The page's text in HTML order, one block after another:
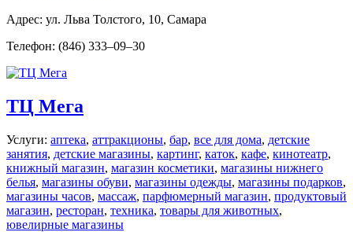
Адрес: ул. Льва Толстого, 10, Самара
Телефон: (846) 333–09–30
ТЦ Мега
Услуги: аптека, аттракционы, бар, все для дома, детские
занятия, детские магазины, картинг, каток, кафе, кинотеатр,
книжный магазин, магазин косметики, магазины нижнего
белья, магазины обуви, магазины одежды, магазины подарков,
магазины часов, массаж, парфюмерный магазин, продуктовый
магазин, ресторан, техника, товары для животных,
ювелирные магазины